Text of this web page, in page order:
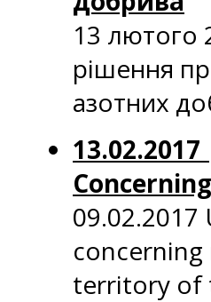
13 лютого
рішення
азотних
territory of